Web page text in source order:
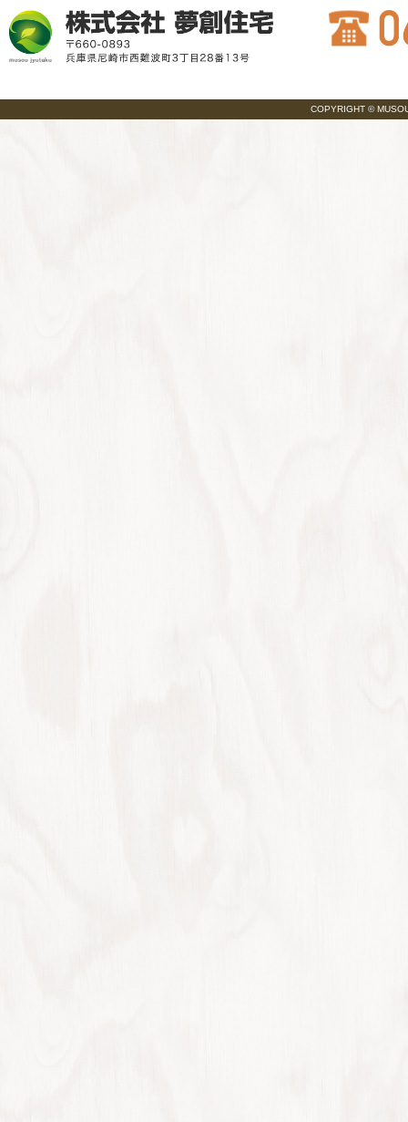
COPYRIGHT ©